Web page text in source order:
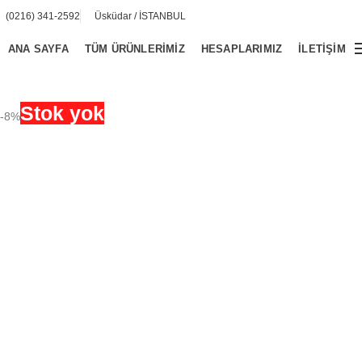
(0216) 341-2592 Üsküdar / İSTANBUL
ANA SAYFA TÜM ÜRÜNLERIMIZ HESAPLARIMIZ İLETIŞIM
-8%Stok yok